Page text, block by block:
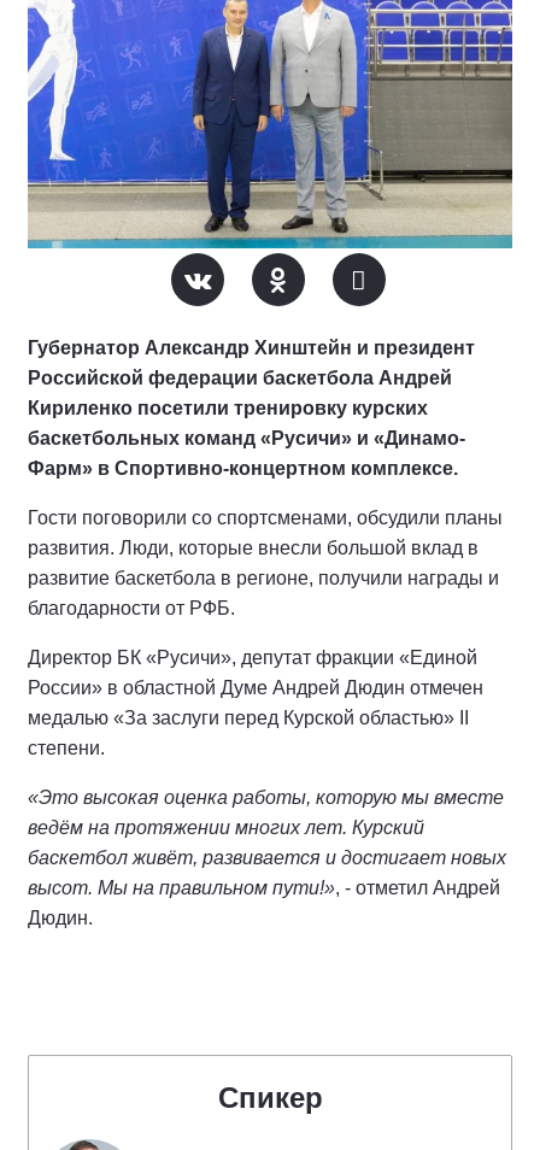
Губернатор Александр Хинштейн и президент
Российской федерации баскетбола Андрей
Кириленко посетили тренировку курских
баскетбольных команд «Русичи» и «Динамо-
Фарм» в Спортивно-концертном комплексе.
Гости поговорили со спортсменами, обсудили планы
развития. Люди, которые внесли большой вклад в
развитие баскетбола в регионе, получили награды и
благодарности от РФБ.
Директор БК «Русичи», депутат фракции «Единой
России» в областной Думе Андрей Дюдин отмечен
медалью «За заслуги перед Курской областью» II
степени.
«Это высокая оценка работы, которую мы вместе
ведём на протяжении многих лет. Курский
баскетбол живёт, развивается и достигает новых
высот. Мы на правильном пути!», - отметил Андрей
Дюдин.
Спикер